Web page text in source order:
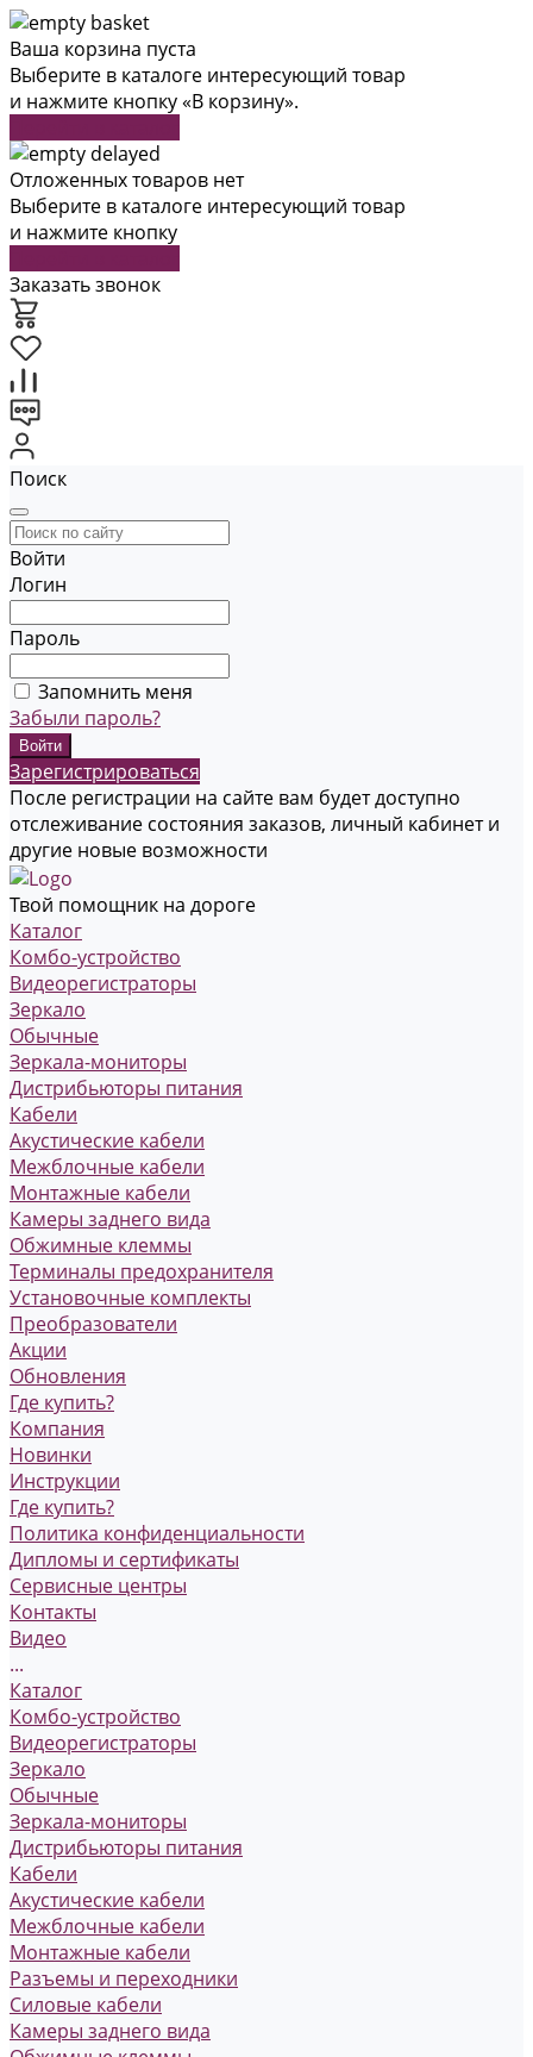
Ваша корзина пуста
Выберите в каталоге интересующий товар
и нажмите кнопку «В корзину».
Отложенных товаров нет
Выберите в каталоге интересующий товар
и нажмите кнопку
Заказать звонок
Поиск
Войти
Логин
Пароль
Запомнить меня
Забыли пароль?
Зарегистрироваться
После регистрации на сайте вам будет доступно
отслеживание состояния заказов, личный кабинет и
другие новые возможности
Твой помощник на дороге
Каталог
Комбо-устройство
Видеорегистраторы
Зеркало
Обычные
Зеркала-мониторы
Дистрибьюторы питания
Кабели
Акустические кабели
Межблочные кабели
Монтажные кабели
Камеры заднего вида
Обжимные клеммы
Терминалы предохранителя
Установочные комплекты
Преобразователи
Акции
Обновления
Где купить?
Компания
Новинки
Инструкции
Где купить?
Политика конфиденциальности
Дипломы и сертификаты
Сервисные центры
Контакты
Видео
...
Каталог
Комбо-устройство
Видеорегистраторы
Зеркало
Обычные
Зеркала-мониторы
Дистрибьюторы питания
Кабели
Акустические кабели
Межблочные кабели
Монтажные кабели
Разъемы и переходники
Силовые кабели
Камеры заднего вида